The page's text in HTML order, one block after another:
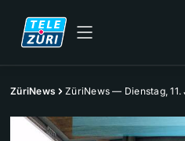
ZüriNews ZüriNews — Dienstag,